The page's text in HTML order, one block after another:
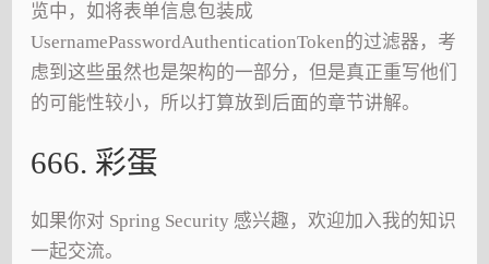
览中，如将表单信息包装成
UsernamePasswordAuthenticationToken的过滤器，考
虑到这些虽然也是架构的一部分，但是真正重写他们
的可能性较小，所以打算放到后面的章节讲解。
666. 彩蛋
如果你对 Spring Security 感兴趣，欢迎加入我的知识
一起交流。